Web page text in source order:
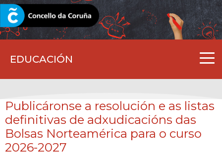
EDUCACIÓN
CORUNA.GAL
Publicáronse a resolución e as listas
definitivas de adxudicacións das
Bolsas Norteamérica para o curso
2026-2027